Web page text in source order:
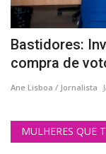
Bastidores:
compra de
Ane Lisboa / Jornalista
MULHERES QUE